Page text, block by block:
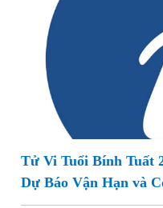
Tử Vi Tuổi Bính Tuất
Dự Báo Vận Hạn và